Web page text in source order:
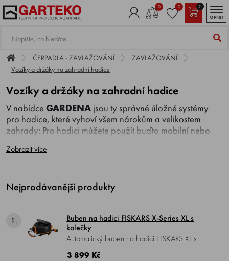
0 0
0
MENU
ČERPADLA - ZAVLAŽOVÁNÍ
ZAVLAŽOVÁNÍ
Vozíky a držáky na zahradní hadice
Vozíky a držáky na zahradní hadice
V nabídce GARDENA jsou ty správné úložné systémy
pro hadice, které vyhoví všem nárokům a velikostem
zahrady: Pro hadici můžete použít buďto mobilní nebo
Uživatelé, kteří si při namotávání hadice nechtějí zašpinit
špinění rukou také nabízí nástěnné boxy na hadici s
bezpečně rovnoměrnou rychlostí navinout zpět. Stačí si
zvolit své osobní řešení pro skladování hadic!
Zobrazit více
Nejprodávanější produkty
1.
Buben na hadici FISKARS X-Series XL s
kolečky
Automatický buben na hadici FISKARS XL s
kolečky, včetně hadice o průměru 13 mm
3 899 Kč